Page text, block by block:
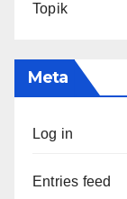
Topik
Meta
Log in
Entries feed